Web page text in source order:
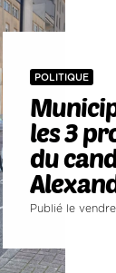
POLITIQUE
les 3
du
Publié le